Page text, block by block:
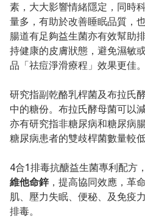
素，大大影響情緒隱定，同時
量多，有助於改善睡眠品質，
腸道有足夠益生菌亦有效幫助
持健康的皮膚狀態，避免濕敏
品「祛痘淨滑療程」效果更佳。
研究指副乾酪乳桿菌及布拉氏
中的糖份。布拉氏酵母菌可以
亦有研究指非糖尿病和糖尿病
糖尿病患者的雙歧桿菌數量較低
4合1排毒抗醣益生菌專利配方
維他命鋅，提高協同效應，革
肌、壓力失眠、便秘、及免疫
排毒。